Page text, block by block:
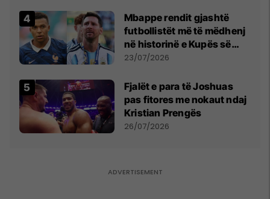
Mbappe rendit gjashtë
futbollistët më të mëdhenj
në historinë e Kupës së
Botës, Messi mbetet i dyti
23/07/2026
Fjalët e para të Joshuas
pas fitores me nokaut ndaj
Kristian Prengës
26/07/2026